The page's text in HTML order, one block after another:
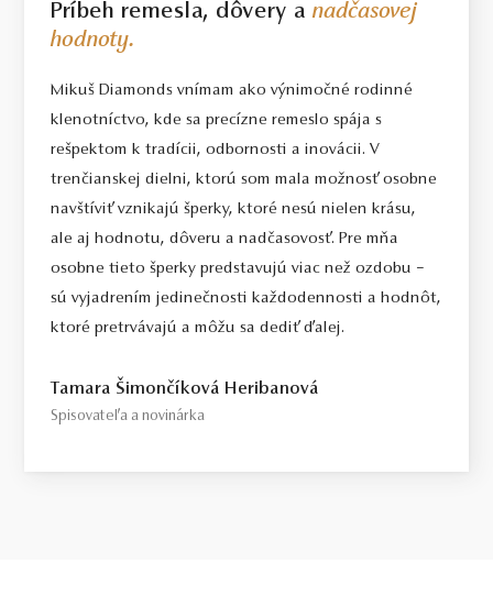
Príbeh remesla, dôvery anadčasovej
hodnoty.
Mikuš Diamonds vnímam ako výnimočné rodinné
klenotníctvo, kde sa precízne remeslo spája s
rešpektom k tradícii, odbornosti a inovácii. V
trenčianskej dielni, ktorú som mala možnosť osobne
navštíviť vznikajú šperky, ktoré nesú nielen krásu,
ale aj hodnotu, dôveru a nadčasovosť. Pre mňa
osobne tieto šperky predstavujú viac než ozdobu –
sú vyjadrením jedinečnosti každodennosti a hodnôt,
ktoré pretrvávajú a môžu sa dediť ďalej.
Tamara Šimončíková Heribanová
Spisovateľa a novinárka